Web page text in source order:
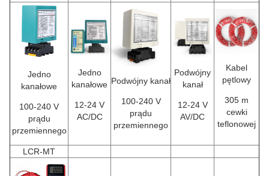
Jedno
kanałowe
100-240 V
prądu
przemiennego
Jedno
kanałowe
12-24 V
AC/DC
Podwójny kanał
100-240 V
prądu
przemiennego
Podwójny
kanał
12-24 V
AV/DC
Kabel
pętlowy
305 m
cewki
teflonowej
LCR-MT